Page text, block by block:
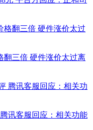
翻三倍 硬件涨价太过离
讯客服回应：相关功能